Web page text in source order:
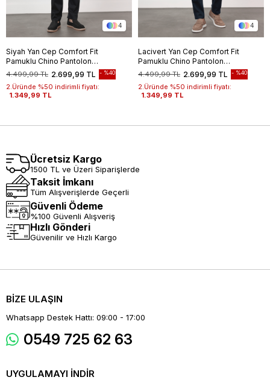
4
Siyah Yan Cep Comfort Fit
Pamuklu Chino Pantolon
1003260172
2.699,99 TL
4.499,99 TL %40
2.Üründe %50 indirimli fiyatı:
1.349,99 TL
4
Lacivert Yan Cep Comfort Fit
Pamuklu Chino Pantolon
1003260172
2.699,99 TL
4.499,99 TL %40
2.Üründe %50 indirimli fiyatı:
1.349,99 TL
Ücretsiz Kargo
1500 TL ve Üzeri Siparişlerde
Taksit İmkanı
Tüm Alışverişlerde Geçerli
Güvenli Ödeme
%100 Güvenli Alışveriş
Hızlı Gönderi
Güvenilir ve Hızlı Kargo
BİZE ULAŞIN
Whatsapp Destek Hattı: 09:00 - 17:00
0549 725 62 63
UYGULAMAYI İNDİR